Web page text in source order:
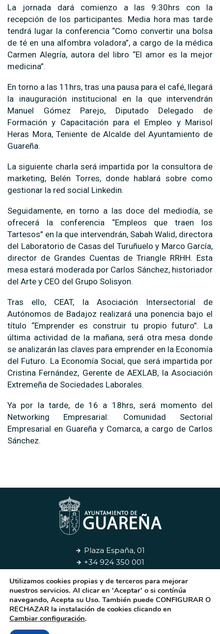
La jornada dará comienzo a las 9:30hrs con la
recepción de los participantes. Media hora mas tarde
tendrá lugar la conferencia “Como convertir una bolsa
de té en una alfombra voladora”, a cargo de la médica
Carmen Alegría, autora del libro “El amor es la mejor
medicina”.
En torno a las 11hrs, tras una pausa para el café, llegará
la inauguración institucional en la que intervendrán
Manuel Gómez Parejo, Diputado Delegado de
Formación y Capacitación para el Empleo y Marisol
Heras Mora, Teniente de Alcalde del Ayuntamiento de
Guareña.
La siguiente charla será impartida por la consultora de
marketing, Belén Torres, donde hablará sobre como
gestionar la red social Linkedin.
Seguidamente, en torno a las doce del mediodía, se
ofrecerá la conferencia “Empleos que traen los
Tartesos” en la que intervendrán, Sabah Walid, directora
del Laboratorio de Casas del Turuñuelo y Marco García,
director de Grandes Cuentas de Triangle RRHH. Esta
mesa estará moderada por Carlos Sánchez, historiador
del Arte y CEO del Grupo Solisyon.
Tras ello, CEAT, la Asociación Intersectorial de
Autónomos de Badajoz realizará una ponencia bajo el
título “Emprender es construir tu propio futuro”. La
última actividad de la mañana, será otra mesa donde
se analizarán las claves para emprender en la Economía
del Futuro. La Economía Social, que será impartida por
Cristina Fernández, Gerente de AEXLAB, la Asociación
Extremeña de Sociedades Laborales.
Ya por la tarde, de 16 a 18hrs, será momento del
Networking Empresarial: Comunidad Sectorial
Empresarial en Guareña y Comarca, a cargo de Carlos
Sánchez.
Plaza España, 01
+34 924 350 001
Aviso Legal Privacidad Cookies Contacto
© 2026. Ayuntamiento de Guareña
Utilizamos cookies propias y de terceros para mejorar
nuestros servicios. Al clicar en 'Aceptar' o si contínúa
navegando, Acepta su Uso. También puede CONFIGURAR O
RECHAZAR la instalación de cookies clicando en
Cambiar configuración.